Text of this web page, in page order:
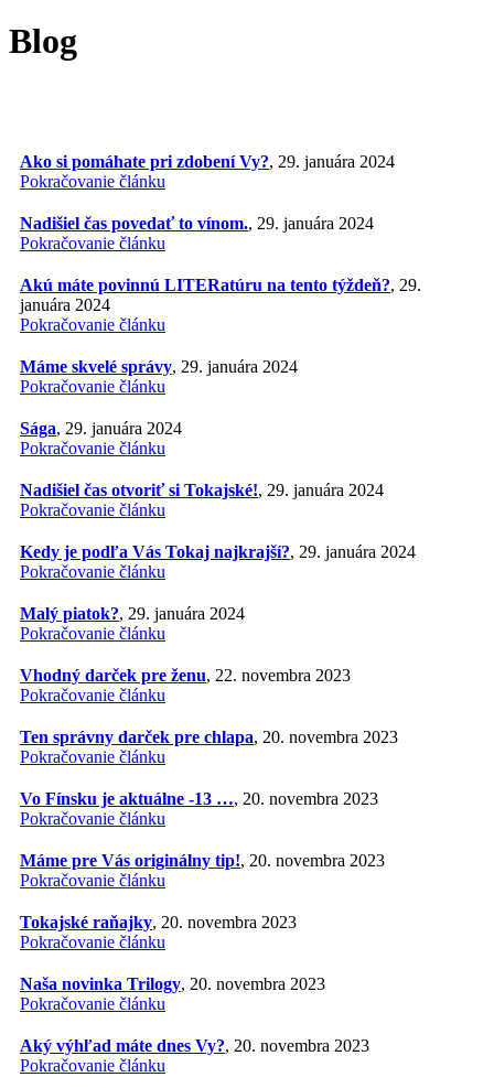
Blog
Ako si pomáhate pri zdobení Vy?, 29. januára 2024
Pokračovanie článku
Nadišiel čas povedať to vínom., 29. januára 2024
Pokračovanie článku
Akú máte povinnú LITERatúru na tento týždeň?, 29.
januára 2024
Pokračovanie článku
Máme skvelé správy, 29. januára 2024
Pokračovanie článku
Sága, 29. januára 2024
Pokračovanie článku
Nadišiel čas otvoriť si Tokajské!, 29. januára 2024
Pokračovanie článku
Kedy je podľa Vás Tokaj najkrajší?, 29. januára 2024
Pokračovanie článku
Malý piatok?, 29. januára 2024
Pokračovanie článku
Vhodný darček pre ženu, 22. novembra 2023
Pokračovanie článku
Ten správny darček pre chlapa, 20. novembra 2023
Pokračovanie článku
Vo Fínsku je aktuálne -13 …, 20. novembra 2023
Pokračovanie článku
Máme pre Vás originálny tip!, 20. novembra 2023
Pokračovanie článku
Tokajské raňajky, 20. novembra 2023
Pokračovanie článku
Naša novinka Trilogy, 20. novembra 2023
Pokračovanie článku
Aký výhľad máte dnes Vy?, 20. novembra 2023
Pokračovanie článku